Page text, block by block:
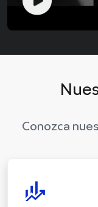
Conozca
finance_mode